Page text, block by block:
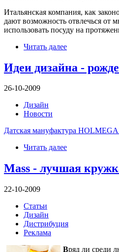
Итальянская компания, как
дают возможность отвлечься от
использовать посуду на
Читать далее
Идеи дизайна -
26-10-2009
Дизайн
Новости
Датская мануфактура
Читать далее
Mass - лучшая
22-10-2009
Статьи
Дизайн
Дистрибуция
Реклама
Вряд ли среди